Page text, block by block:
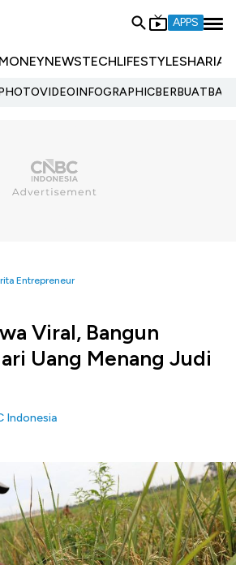
APPS
NEWSTECHLIFESTYLESHARIA
VIDEOINFOGRAPHIC
Entrepreneur
Viral, Bangun
Uang Menang Judi
Indonesia